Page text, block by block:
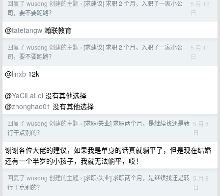
回复了 wusong 创建的主题 › [求建议] 求职 2 个月，入职了一家小公
司，要不要跑路？
5 月 12
日
@tatetangw 瀚联教育
回复了 wusong 创建的主题 › [求建议] 求职 2 个月，入职了一家小公
司，要不要跑路？
5 月 11
日
@linxb 12k
@YaCiLaLei 没有其他选择
@zhonghao01 没有其他选择
回复了 wusong 创建的主题 › [求职/失业] 求职两个月，是继续找还是转
行干点别的？
5 月 8
日
谢谢各位大佬的建议，如果我是单身的话真就躺平了，但是现在结婚
还有一个半岁的小孩子，我就无法躺平，哎！
回复了 wusong 创建的主题 › [求职/失业] 求职两个月，是继续找还是转
行干点别的？
5 月 8
日